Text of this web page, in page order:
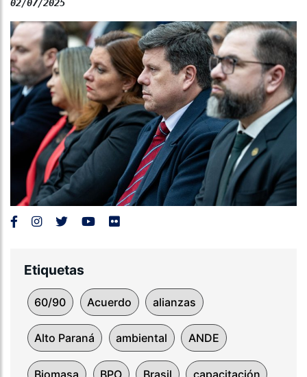
02/07/2025
Etiquetas
60/90 Acuerdo alianzas
Alto Paraná ambiental ANDE